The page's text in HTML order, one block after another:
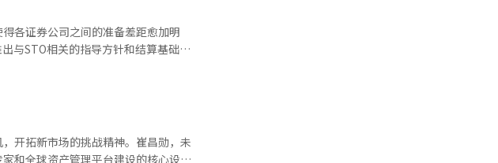
密货币，而是与国际金融、支付结
币大致分为四种类型。第一种是法定
占据市场主流。第二种是加密资产担
格波动性大是其局限。第三种是算法
数字人民币构建国家控制型模型。韩
权，也没有像中国那样强大的国家控
金融、文化和平台的独特模型。不是
示：“证券结算所也将根据数字金融
亿在海外的时代。”他指出，证券结
。” “看不见的基础设
动
，但在进入制度化后迅速发展。”他
，以增强投资者信任并推动市场扩
监管沙盒中，而是在法律框架内开展
资优质资产。”他解释道，尤其是商
或优质房源一旦进入市场，必须迅速
团签署了合作备忘录（MOU），以确
公司积极投资于区块链、Web3和数
持股比例提高至9.84%。公司表示，
投资，更接近于对未来金融基础设施
长正试图占领这一制高点。 在全球网
科技、区块链和数字金融领域的全球
公司Liberty City Ventures（LCV）
。 传统金融CEO往往专注于国内市
业务扩展也是同样的趋势。 特别是对
已在进行中。 然而，业内
上市商品，市场也无法正常运作。
投资市场开拓了业务，但在今年4月
币证券发行市场的现实。 业内人
中，能够稳定盈利的企业几乎没有。
元的费用，必须进行数千亿韩元的发
各证券公司之间的准备差距愈加明
案正在逐步推进，立法化的进程需要
开拓新市场的挑战精神。崔昌勋，未
和全球资产管理平台建设的核心设计